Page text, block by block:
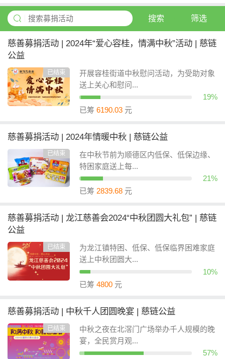
搜索 筛选
慈善募捐活动 | 2024年“爱心容桂，情满中秋”活动 | 慈链
公益
已结束
开展容桂街道中秋慰问活动，为受助对象
送上关心和慰问...
19%
已筹 6190.03 元
慈善募捐活动 | 2024年情暖中秋 | 慈链公益
已结束
在中秋节前为顺德区内低保、低保边缘、
特困家庭送上每...
21%
已筹 2839.68 元
慈善募捐活动 | 龙江慈善会2024“中秋团圆大礼包” | 慈链
公益
已结束
为龙江镇特困、低保、低保临界困难家庭
送上中秋团圆大...
10%
已筹 4800 元
慈善募捐活动 | 中秋千人团圆晚宴 | 慈链公益
已结束
中秋之夜在北滘门广场举办千人规模的晚
宴，全民赏月观...
57%